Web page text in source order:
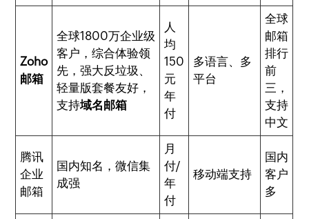
Zoho
邮箱
全球1800万企业级
客户，综合体验领
先，强大反垃圾、
轻量版套餐友好，
支持域名邮箱
人
均
150
元
年
付
多语言、多
平台
全球
邮箱
排行
前
三，
支持
中文
腾讯
企业
邮箱
国内知名，微信集
成强
月
付/
年
付
移动端支持
国内
客户
多